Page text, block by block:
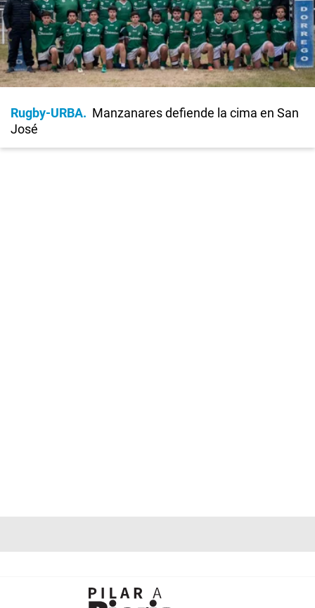
Rugby-URBA
Manzanares defiende la cima en San
José